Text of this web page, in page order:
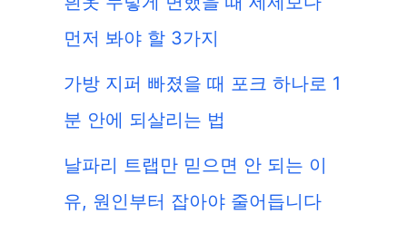
먼저 봐야 할 3가지
가방 지퍼 빠졌을 때 포크 하나로 1
분 안에 되살리는 법
날파리 트랩만 믿으면 안 되는 이
유, 원인부터 잡아야 줄어듭니다